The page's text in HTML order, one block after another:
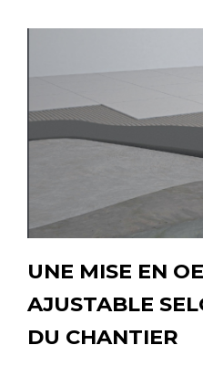
UNE MISE EN
AJUSTABLE
DU CHANTIER